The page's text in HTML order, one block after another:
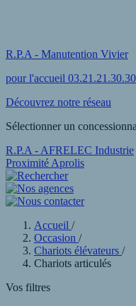
R.P.A - Manutention Vivier
pour l'accueil
Découvrez notre réseau
Sélectionner un
R.P.A - AFRELEC Industrie
Proximité Aprolis
Accueil /
Occasion /
Chariots élévateurs /
Chariots articulés
Vos filtres